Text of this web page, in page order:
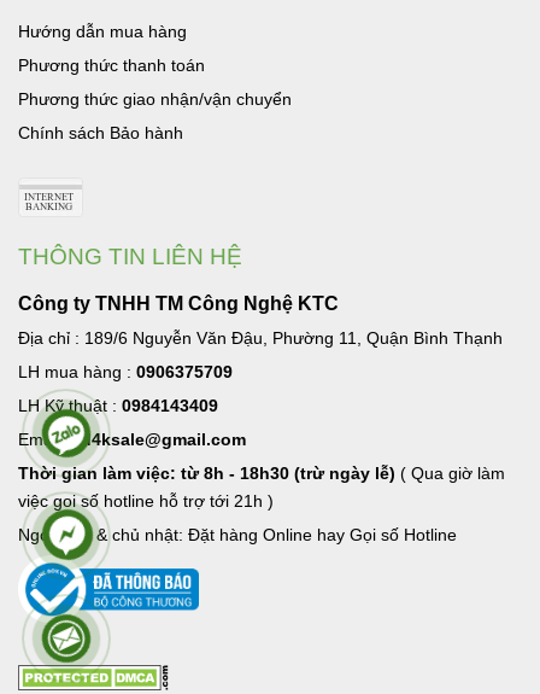
Hướng dẫn mua hàng
Phương thức thanh toán
Phương thức giao nhận/vận chuyển
Chính sách Bảo hành
THÔNG TIN LIÊN HỆ
Công ty TNHH TM Công Nghệ KTC
Địa chỉ : 189/6 Nguyễn Văn Đậu, Phường 11, Quận Bình Thạnh
LH mua hàng : 0906375709
LH Kỹ thuật : 0984143409
Email:hd4ksale@gmail.com
Thời gian làm việc: từ 8h - 18h30 (trừ ngày lễ) ( Qua giờ làm
việc goi số hotline hỗ trợ tới 21h )
Ngoài giờ & chủ nhật: Đặt hàng Online hay Gọi số Hotline